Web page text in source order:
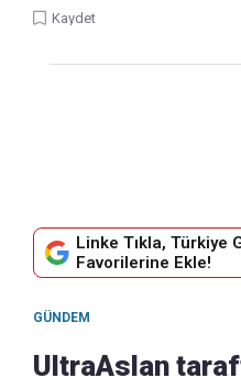
Kaydet
Linke Tıkla, Türkiye
Favorilerine Ekle!
GÜNDEM
UltraAslan